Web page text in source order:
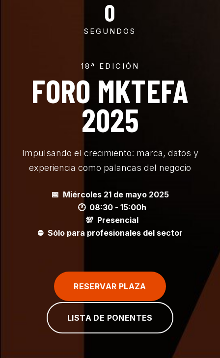
0
SEGUNDOS
18ª EDICIÓN
FORO MKTEFA
2025
Impulsando el crecimiento: marca, datos y
experiencia como palancas del negocio
📅 Miércoles 21 de mayo 2025
🕐 08:30 - 15:00h
💯 Presencial
⛔ Sólo para profesionales del sector
RESERVAR PLAZA
LISTA DE PONENTES